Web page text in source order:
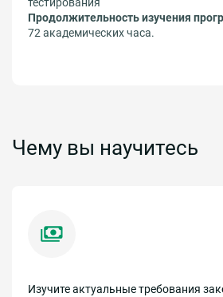
Продолжительность изучения
72 академических часа.
Чему вы научитесь
Изучите актуальные требования